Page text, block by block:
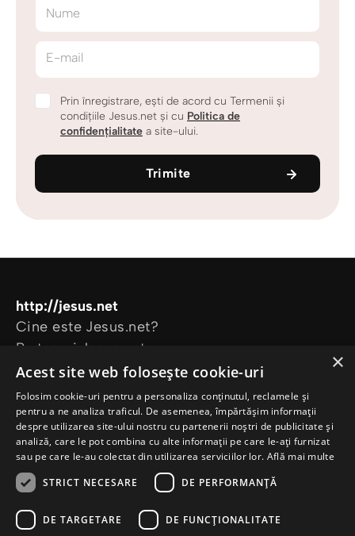
Nume
E-mail
Prin înregistrare, ești de acord cu Termenii și
condițiile Jesus.net și cu Politica de
confidențialitate a site-ului.
Trimite
http://jesus.net
Cine este Jesus.net?
Parteneri Jesus.net
Alătură-te comunității Jesus.net
Explorează
Articole
Video
Proiectele noastre
Am nevoie de rugăciune
Am o întrebare
×
Acest site web folosește cookie-uri
Folosim cookie-uri pentru a personaliza conținutul, reclamele și
pentru a ne analiza traficul. De asemenea, împărtășim informații
despre utilizarea site-ului nostru cu partenerii noștri de publicitate și
analiză, care le pot combina cu alte informații pe care le-ați furnizat
sau pe care le-au colectat din utilizarea serviciilor lor. Află mai multe
STRICT NECESARE
DE PERFORMANȚĂ
DE TARGETARE DE FUNCŢIONALITATE